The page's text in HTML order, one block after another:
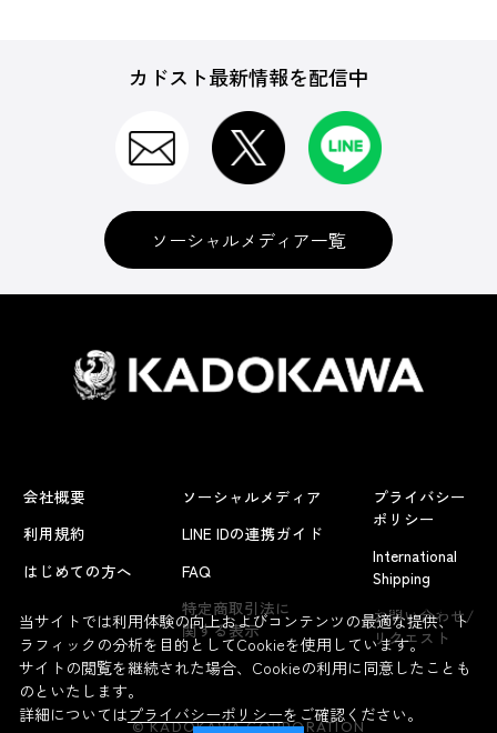
よくあるお問い合わせ
カドスト最新情報を配信中
ソーシャルメディア一覧
会社概要
利用規約
はじめての方へ
ソーシャルメディア
LINE IDの連携ガイド
FAQ
特定商取引法に
関する表示
プライバシー
ポリシー
International
Shipping
お問い合わせ/
リクエスト
© KADOKAWA CORPORATION
当サイトでは利用体験の向上およびコンテンツの最適な提供、ト
ラフィックの分析を目的としてCookieを使用しています。
サイトの閲覧を継続された場合、Cookieの利用に同意したことも
のといたします。
詳細についてはプライバシーポリシーをご確認ください。